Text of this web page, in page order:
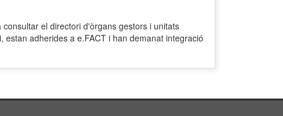
el directori d'òrgans gestors i unitats
estan adherides a e.FACT i han demanat integració